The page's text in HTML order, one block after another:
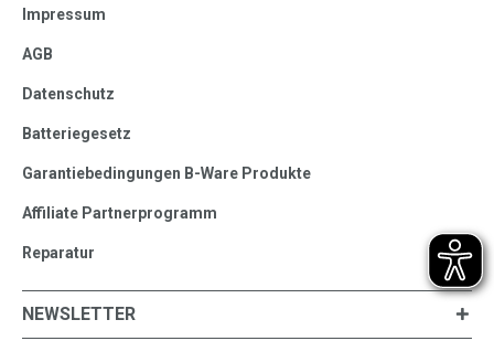
Impressum
AGB
Datenschutz
Batteriegesetz
Garantiebedingungen B-Ware Produkte
Affiliate Partnerprogramm
Reparatur
NEWSLETTER